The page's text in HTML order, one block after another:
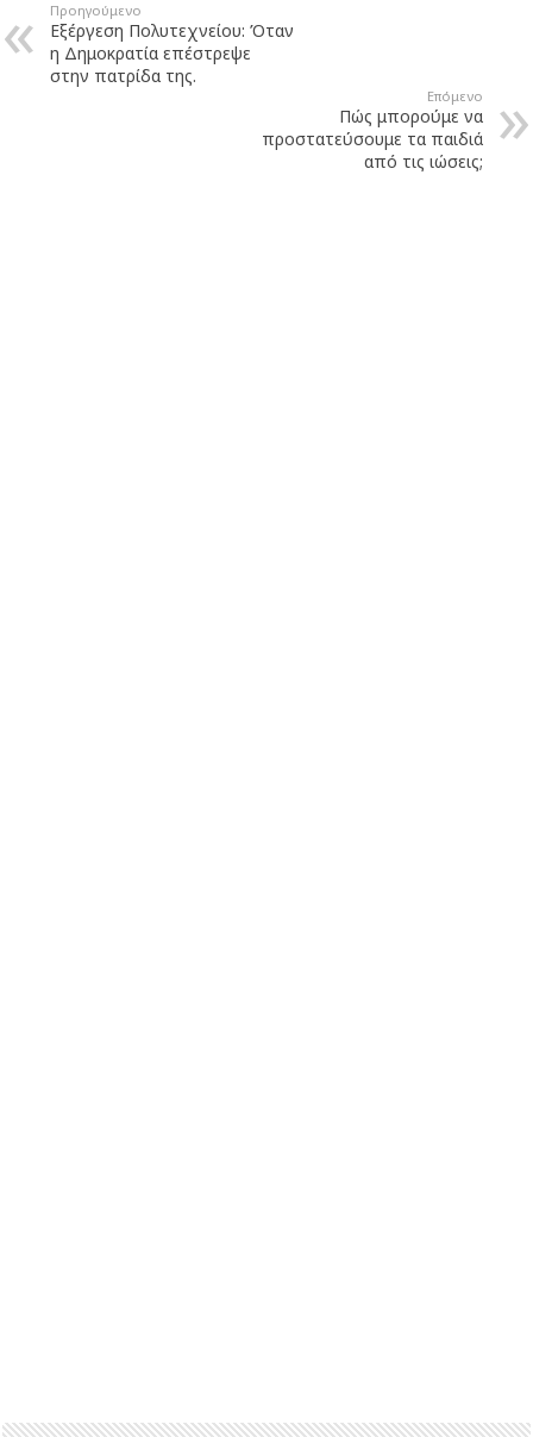
Προηγούμενο
Εξέργεση Πολυτεχνείου: Όταν
η Δημοκρατία επέστρεψε
στην πατρίδα της.
Επόμενο
Πώς μπορούμε να
προστατεύσουμε τα παιδιά
από τις ιώσεις;